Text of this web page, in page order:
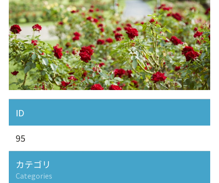
ID
95
カテゴリ
Categories